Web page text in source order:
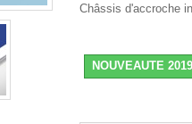
Châssis d'accroche
NOUVEAUTE